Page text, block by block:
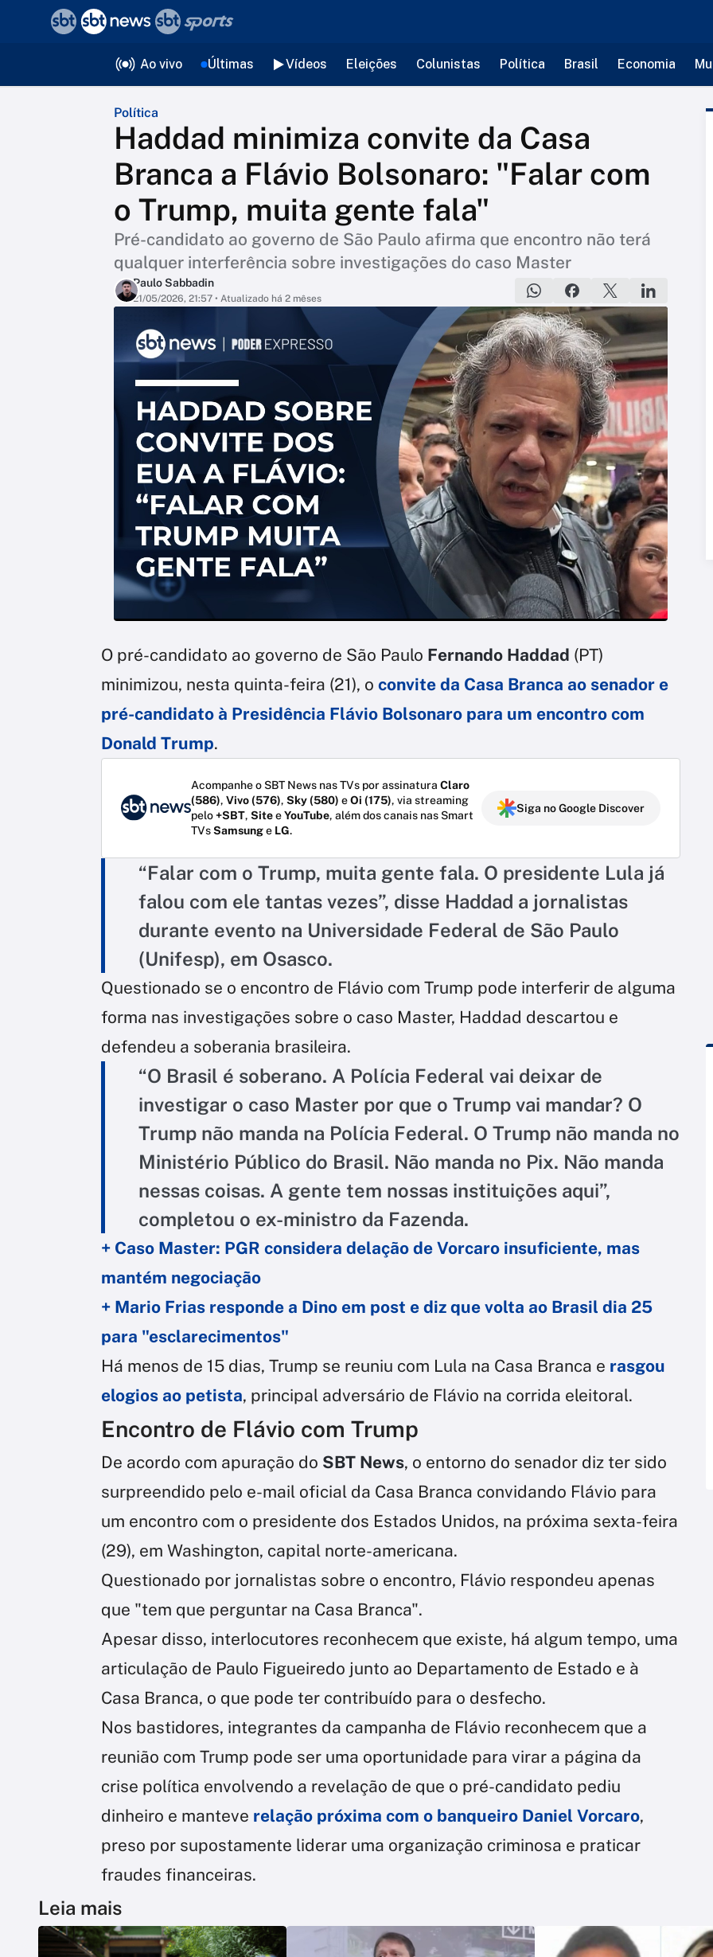
Ao vivo Últimas Vídeos Eleições Colunistas Política Brasil Economia
Política
Haddad minimiza convite da Casa
Branca a Flávio Bolsonaro: "Falar com
o Trump, muita gente fala"
Pré-candidato ao governo de São Paulo afirma que encontro não terá
qualquer interferência sobre investigações do caso Master
Paulo Sabbadin
21/05/2026, 21:57 • Atualizado há 2 mêses
O pré-candidato ao governo de São Paulo Fernando Haddad (PT)
minimizou, nesta quinta-feira (21), o convite da Casa Branca ao senador e
pré-candidato à Presidência Flávio Bolsonaro para um encontro com
Donald Trump.
Acompanhe o SBT News nas TVs por assinatura Claro
(586), Vivo (576), Sky (580) eOi (175), via streaming
pelo+SBT, SiteeYouTube, além dos canais nas Smart
TVsSamsunge LG.
Siga no Google Discover
“Falar com o Trump, muita gente fala. O presidente Lula já
falou com ele tantas vezes”, disse Haddad a jornalistas
durante evento na Universidade Federal de São Paulo
(Unifesp), em Osasco.
Questionado se o encontro de Flávio com Trump pode interferir de alguma
forma nas investigações sobre o caso Master, Haddad descartou e
defendeu a soberania brasileira.
“O Brasil é soberano. A Polícia Federal vai deixar de
investigar o caso Master por que o Trump vai mandar? O
Trump não manda na Polícia Federal. O Trump não manda no
Ministério Público do Brasil. Não manda no Pix. Não manda
nessas coisas. A gente tem nossas instituições aqui”,
completou o ex-ministro da Fazenda.
+ Caso Master: PGR considera delação de Vorcaro insuficiente, mas
mantém negociação
+ Mario Frias responde a Dino em post e diz que volta ao Brasil dia 25
para "esclarecimentos"
Há menos de 15 dias, Trump se reuniu com Lula na Casa Branca e rasgou
elogios ao petista, principal adversário de Flávio na corrida eleitoral.
Encontro de Flávio com Trump
De acordo com apuração do SBT News, o entorno do senador diz ter sido
surpreendido pelo e-mail oficial da Casa Branca convidando Flávio para
um encontro com o presidente dos Estados Unidos, na próxima sexta-feira
(29), em Washington, capital norte-americana.
Questionado por jornalistas sobre o encontro, Flávio respondeu apenas
que "tem que perguntar na Casa Branca".
Apesar disso, interlocutores reconhecem que existe, há algum tempo, uma
articulação de Paulo Figueiredo junto ao Departamento de Estado e à
Casa Branca, o que pode ter contribuído para o desfecho.
Nos bastidores, integrantes da campanha de Flávio reconhecem que a
reunião com Trump pode ser uma oportunidade para virar a página da
crise política envolvendo a revelação de que o pré-candidato pediu
dinheiro e manteve relação próxima com o banqueiro Daniel Vorcaro,
preso por supostamente liderar uma organização criminosa e praticar
fraudes financeiras.
Leia mais
voltar
Editorias